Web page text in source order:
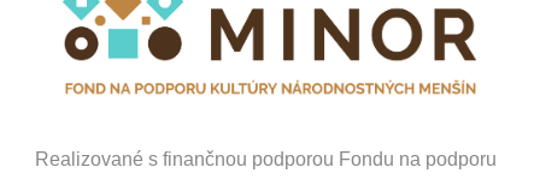
Realizované s finančnou podporou Fondu na podporu